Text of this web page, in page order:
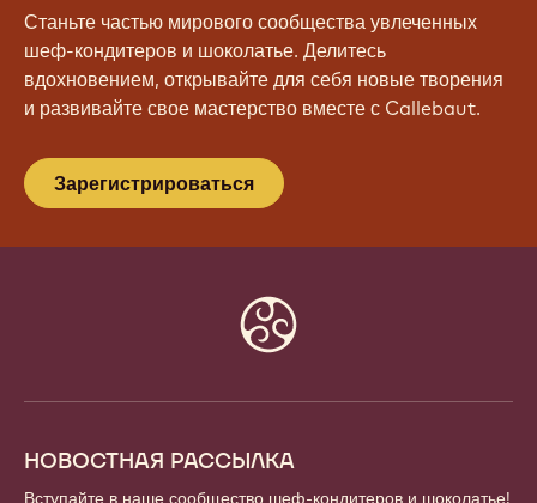
Станьте частью мирового сообщества увлеченных
шеф-кондитеров и шоколатье. Делитесь
вдохновением, открывайте для себя новые творения
и развивайте свое мастерство вместе с Callebaut.
Зарегистрироваться
НОВОСТНАЯ РАССЫЛКА
Вступайте в наше сообщество шеф-кондитеров и шоколатье!